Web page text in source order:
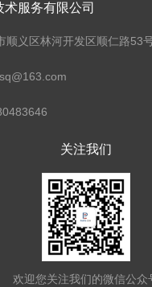
服务有限公司
顺义区林河开发区顺仁路53
关注我们
欢迎您关注我们的微信公众